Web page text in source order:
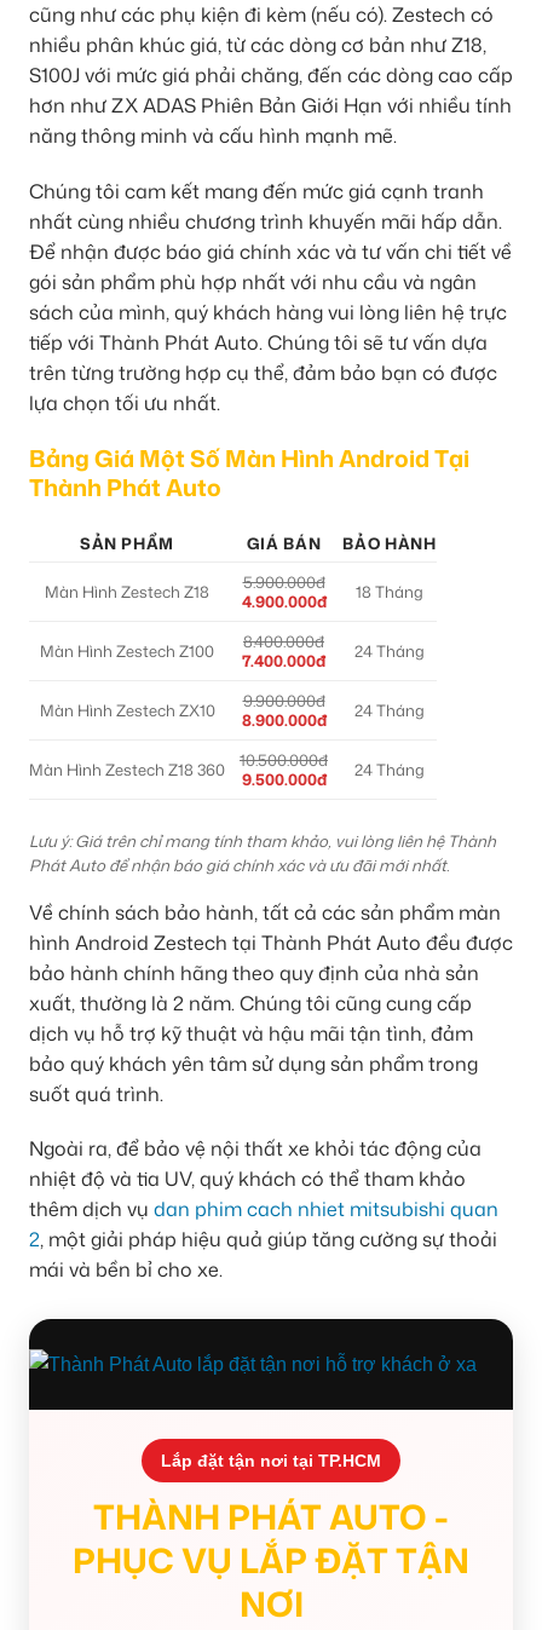
cũng như các phụ kiện đi kèm (nếu có). Zestech có
nhiều phân khúc giá, từ các dòng cơ bản như Z18,
S100J với mức giá phải chăng, đến các dòng cao cấp
hơn như ZX ADAS Phiên Bản Giới Hạn với nhiều tính
năng thông minh và cấu hình mạnh mẽ.
Chúng tôi cam kết mang đến mức giá cạnh tranh
nhất cùng nhiều chương trình khuyến mãi hấp dẫn.
Để nhận được báo giá chính xác và tư vấn chi tiết về
gói sản phẩm phù hợp nhất với nhu cầu và ngân
sách của mình, quý khách hàng vui lòng liên hệ trực
tiếp với Thành Phát Auto. Chúng tôi sẽ tư vấn dựa
trên từng trường hợp cụ thể, đảm bảo bạn có được
lựa chọn tối ưu nhất.
Bảng Giá Một Số Màn Hình Android Tại
Thành Phát Auto
SẢN PHẨM GIÁ BÁN BẢO HÀNH
Màn Hình Zestech Z18
5.900.000đ
4.900.000đ
18 Tháng
Màn Hình Zestech Z100
8.400.000đ
7.400.000đ
24 Tháng
Màn Hình Zestech ZX10
9.900.000đ
8.900.000đ
24 Tháng
Màn Hình Zestech Z18 360
10.500.000đ
9.500.000đ
24 Tháng
Lưu ý: Giá trên chỉ mang tính tham khảo, vui lòng liên hệ Thành
Phát Auto để nhận báo giá chính xác và ưu đãi mới nhất.
Về chính sách bảo hành, tất cả các sản phẩm màn
hình Android Zestech tại Thành Phát Auto đều được
bảo hành chính hãng theo quy định của nhà sản
xuất, thường là 2 năm. Chúng tôi cũng cung cấp
dịch vụ hỗ trợ kỹ thuật và hậu mãi tận tình, đảm
bảo quý khách yên tâm sử dụng sản phẩm trong
suốt quá trình.
Ngoài ra, để bảo vệ nội thất xe khỏi tác động của
nhiệt độ và tia UV, quý khách có thể tham khảo
thêm dịch vụ dan phim cach nhiet mitsubishi quan
2, một giải pháp hiệu quả giúp tăng cường sự thoải
mái và bền bỉ cho xe.
Lắp đặt tận nơi tại TP.HCM
THÀNH PHÁT AUTO -
PHỤC VỤ LẮP ĐẶT TẬN
NƠI